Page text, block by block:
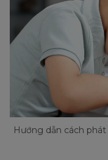
Hướng dẫn cách